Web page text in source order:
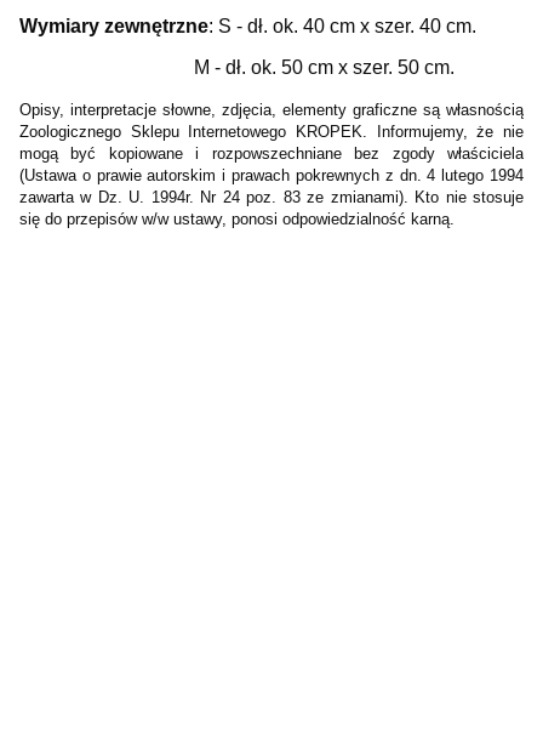
Wymiary zewnętrzne: S - dł. ok. 40 cm x szer. 40 cm.
M - dł. ok. 50 cm x szer. 50 cm.
Opisy, interpretacje słowne, zdjęcia, elementy graficzne są własnością
Zoologicznego Sklepu Internetowego KROPEK. Informujemy, że nie
mogą być kopiowane i rozpowszechniane bez zgody właściciela
(Ustawa o prawie autorskim i prawach pokrewnych z dn. 4 lutego 1994
zawarta w Dz. U. 1994r. Nr 24 poz. 83 ze zmianami). Kto nie stosuje
się do przepisów w/w ustawy, ponosi odpowiedzialność karną.